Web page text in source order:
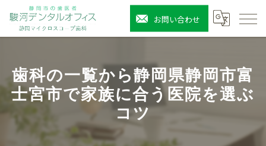
お問い合わせ
歯科の一覧から静岡県静岡市富
士宮市で家族に合う医院を選ぶ
コツ